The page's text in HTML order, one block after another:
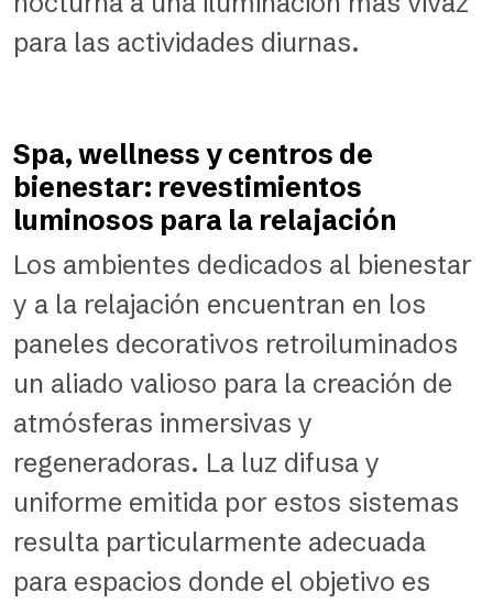
para las actividades diurnas.
Spa, wellness y centros de
bienestar: revestimientos
luminosos para la relajación
Los ambientes dedicados al bienestar
y a la relajación encuentran en los
paneles decorativos retroiluminados
un aliado valioso para la creación de
atmósferas inmersivas y
regeneradoras. La luz difusa y
uniforme emitida por estos sistemas
resulta particularmente adecuada
para espacios donde el objetivo es